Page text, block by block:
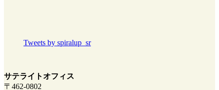
Tweets by spiralup_sr
サテライトオフィス
〒462-0802